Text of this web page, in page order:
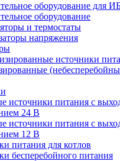
оборудование для
оборудование
и термостаты
напряжения
источники
источники питания с
24 В
источники питания с
12 В
питания для котлов
бесперебойного питания